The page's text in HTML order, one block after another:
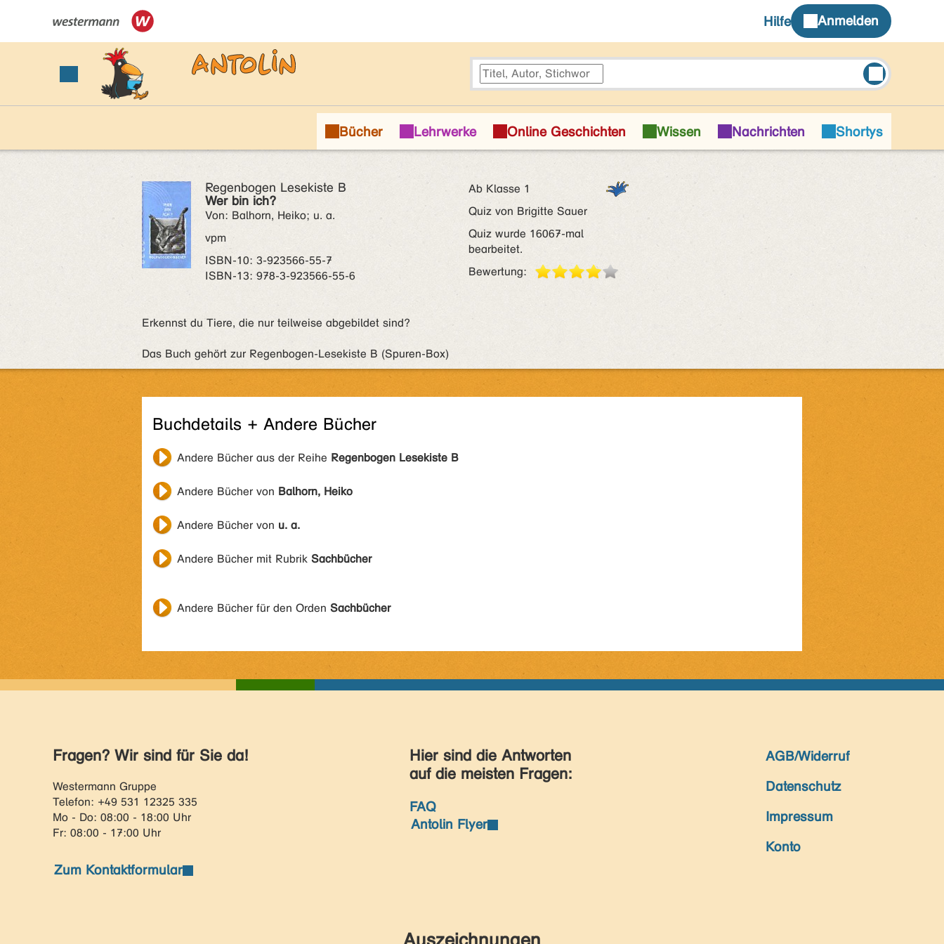
Regenbogen Lesekiste B
Wer bin ich?
Von: Balhorn, Heiko; u. a.
vpm
ISBN‑10: 3-923566-55-7
ISBN‑13: 978-3-923566-55-6
Ab Klasse 1
Quiz von Brigitte Sauer
Quiz wurde 16067-mal
bearbeitet.
Bewertung:
Erkennst du Tiere, die nur teilweise abgebildet sind?
Das Buch gehört zur Regenbogen-Lesekiste B (Spuren-Box)
Buchdetails + Andere Bücher
Andere Bücher aus der Reihe Regenbogen Lesekiste B
Andere Bücher von Balhorn, Heiko
Andere Bücher von u. a.
Andere Bücher mit Rubrik Sachbücher
Andere Bücher für den Orden Sachbücher